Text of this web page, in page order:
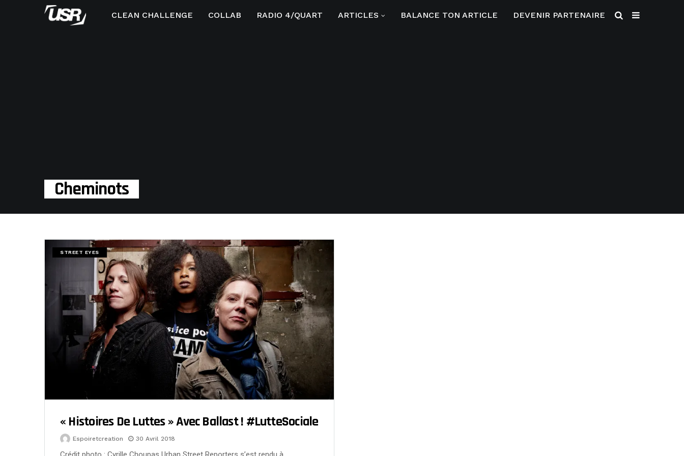
CLEAN CHALLENGE COLLAB RADIO 4/QUART ARTICLES BALANCE TON ARTICLE DEVENIR PARTENAIRE
Cheminots
STREET EYES
« Histoires De Luttes » Avec Ballast ! #LutteSociale
Espoiretcreation 30 Avril 2018